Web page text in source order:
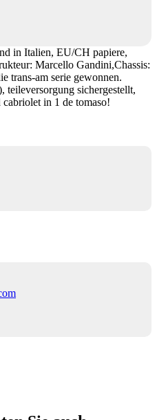
in Italien, EU/CH papiere,
Marcello Gandini,Chassis:
trans-am serie gewonnen.
sichergestellt,
in 1 de tomaso!